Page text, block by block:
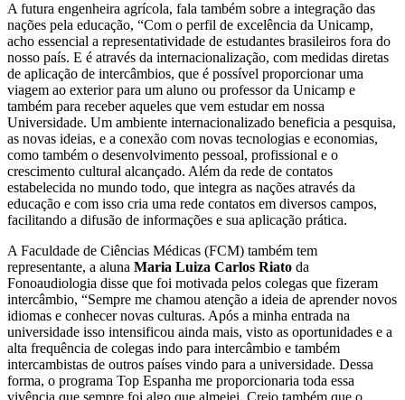
A futura engenheira agrícola, fala também sobre a integração das
nações pela educação, “Com o perfil de excelência da Unicamp,
acho essencial a representatividade de estudantes brasileiros fora do
nosso país. E é através da internacionalização, com medidas diretas
de aplicação de intercâmbios, que é possível proporcionar uma
viagem ao exterior para um aluno ou professor da Unicamp e
também para receber aqueles que vem estudar em nossa
Universidade. Um ambiente internacionalizado beneficia a pesquisa,
as novas ideias, e a conexão com novas tecnologias e economias,
como também o desenvolvimento pessoal, profissional e o
crescimento cultural alcançado. Além da rede de contatos
estabelecida no mundo todo, que integra as nações através da
educação e com isso cria uma rede contatos em diversos campos,
facilitando a difusão de informações e sua aplicação prática.
A Faculdade de Ciências Médicas (FCM) também tem
representante, a aluna Maria Luiza Carlos Riato da
Fonoaudiologia disse que foi motivada pelos colegas que fizeram
intercâmbio, “Sempre me chamou atenção a ideia de aprender novos
idiomas e conhecer novas culturas. Após a minha entrada na
universidade isso intensificou ainda mais, visto as oportunidades e a
alta frequência de colegas indo para intercâmbio e também
intercambistas de outros países vindo para a universidade. Dessa
forma, o programa Top Espanha me proporcionaria toda essa